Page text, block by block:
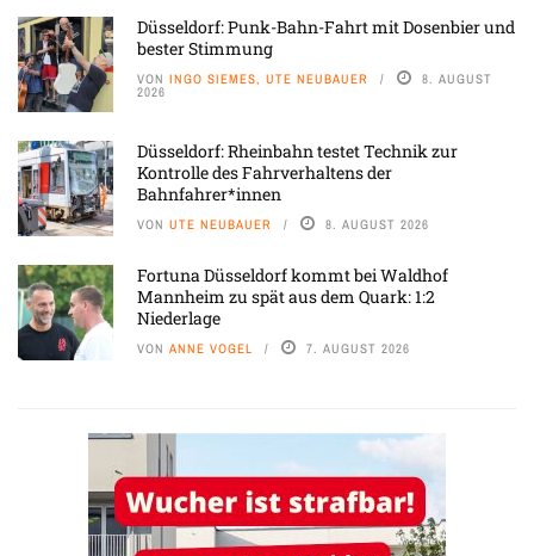
Düsseldorf: Punk-Bahn-Fahrt mit Dosenbier und
bester Stimmung
VON INGO SIEMES, UTE NEUBAUER 8. AUGUST
2026
Düsseldorf: Rheinbahn testet Technik zur
Kontrolle des Fahrverhaltens der
Bahnfahrer*innen
VON UTE NEUBAUER 8. AUGUST 2026
Fortuna Düsseldorf kommt bei Waldhof
Mannheim zu spät aus dem Quark: 1:2
Niederlage
VON ANNE VOGEL 7. AUGUST 2026